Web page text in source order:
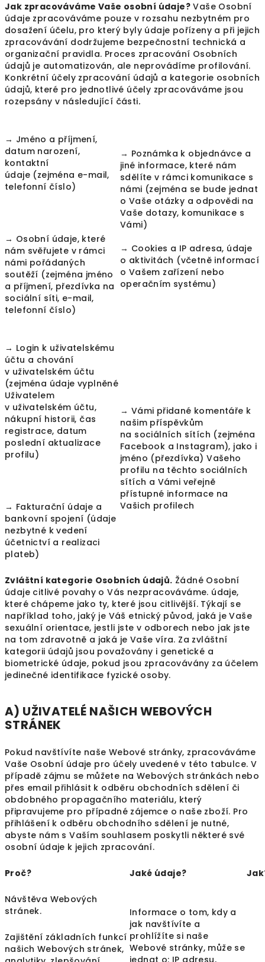
Jak zpracováváme Vaše osobní údaje? Vaše Osobní
údaje zpracováváme pouze v rozsahu nezbytném pro
dosažení účelu, pro který byly údaje pořízeny a při jejich
zpracovávání dodržujeme bezpečnostní technická a
organizační pravidla. Proces zpracování Osobních
údajů je automatizován, ale neprovádíme profilování.
Konkrétní účely zpracování údajů a kategorie osobních
údajů, které pro jednotlivé účely zpracováváme jsou
rozepsány v následující části.
→ Jméno a příjmení,
datum narození,
kontaktní
údaje (zejména e-mail,
telefonní číslo)
→ Osobní údaje, které
nám svěřujete v rámci
námi pořádaných
soutěží (zejména jméno
a příjmení, přezdívka na
sociální síti, e-mail,
telefonní číslo)
→ Poznámka k objednávce a
jiné informace, které nám
sdělíte v rámci komunikace s
námi (zejména se bude jednat
o Vaše otázky a odpovědi na
Vaše dotazy, komunikace s
Vámi)
→ Cookies a IP adresa, údaje
o aktivitách (včetně informací
o Vašem zařízení nebo
operačním systému)
→ Login k uživatelskému
účtu a chování
v uživatelském účtu
(zejména údaje vyplněné
Uživatelem
v uživatelském účtu,
nákupní historii, čas
registrace, datum
poslední aktualizace
profilu)
→ Fakturační údaje a
bankovní spojení (údaje
nezbytné k vedení
účetnictví a realizaci
plateb)
→ Vámi přidané komentáře k
našim příspěvkům
na sociálních sítích (zejména
Facebook a Instagram), jako i
jméno (přezdívka) Vašeho
profilu na těchto sociálních
sítích a Vámi veřejně
přístupné informace na
Vašich profilech
Zvláštní kategorie Osobních údajů. Žádné Osobní
údaje citlivé povahy o Vás nezpracováváme. údaje,
které chápeme jako ty, které jsou citlivější. Týkají se
například toho, jaký je Váš etnický původ, jaká je Vaše
sexuální orientace, jestli jste v odborech nebo jak jste
na tom zdravotně a jaká je Vaše víra. Za zvláštní
kategorii údajů jsou považovány i genetické a
biometrické údaje, pokud jsou zpracovávány za účelem
jedinečné identifikace fyzické osoby.
A) UŽIVATELÉ NAŠICH WEBOVÝCH
STRÁNEK
Pokud navštívíte naše Webové stránky, zpracováváme
Vaše Osobní údaje pro účely uvedené v této tabulce. V
případě zájmu se můžete na Webových stránkách nebo
přes email přihlásit k odběru obchodních sdělení či
obdobného propagačního materiálu, který
připravujeme pro případné zájemce o naše zboží. Pro
přihlášení k odběru obchodního sdělení je nutné,
abyste nám s Vaším souhlasem poskytli některé své
osobní údaje k jejich zpracování.
Proč? Jaké údaje?
Návštěva Webových
stránek.
Zajištění základních funkcí
našich Webových stránek,
Informace o tom, kdy a
jak navštívíte a
prohlížíte si naše
Webové stránky, může se
jednat o: IP adresu,